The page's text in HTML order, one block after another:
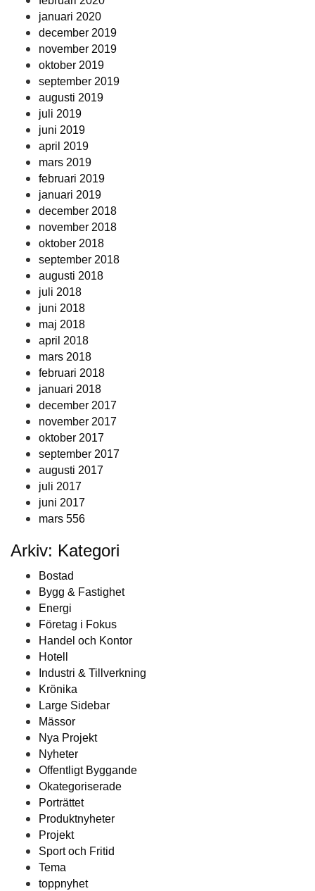
januari 2020
december 2019
november 2019
oktober 2019
september 2019
augusti 2019
juli 2019
juni 2019
april 2019
mars 2019
februari 2019
januari 2019
december 2018
november 2018
oktober 2018
september 2018
augusti 2018
juli 2018
juni 2018
maj 2018
april 2018
mars 2018
februari 2018
januari 2018
december 2017
november 2017
oktober 2017
september 2017
augusti 2017
juli 2017
juni 2017
mars 556
Arkiv: Kategori
Bostad
Bygg & Fastighet
Energi
Företag i Fokus
Handel och Kontor
Hotell
Industri & Tillverkning
Krönika
Large Sidebar
Mässor
Nya Projekt
Nyheter
Offentligt Byggande
Okategoriserade
Porträttet
Produktnyheter
Projekt
Sport och Fritid
Tema
toppnyhet